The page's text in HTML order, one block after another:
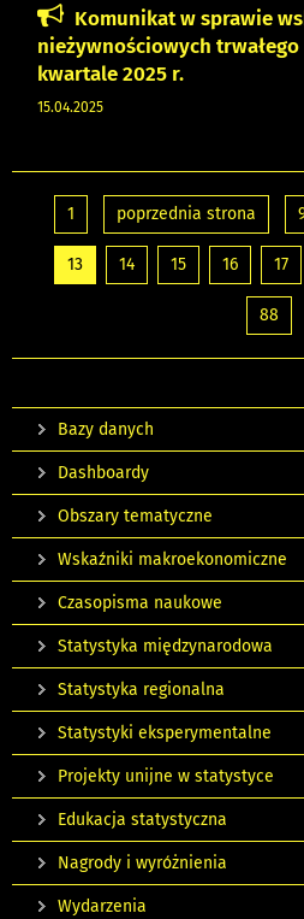
Komunikat w sprawie
nieżywnościowych
kwartale 2025 r.
15.04.2025
1 poprzednia strona
13 14 15 16 17
88
Bazy danych
Dashboardy
Obszary tematyczne
Wskaźniki makroekonomiczne
Czasopisma naukowe
Statystyka międzynarodowa
Statystyka regionalna
Statystyki eksperymentalne
Projekty unijne w statystyce
Edukacja statystyczna
Nagrody i wyróżnienia
Wydarzenia